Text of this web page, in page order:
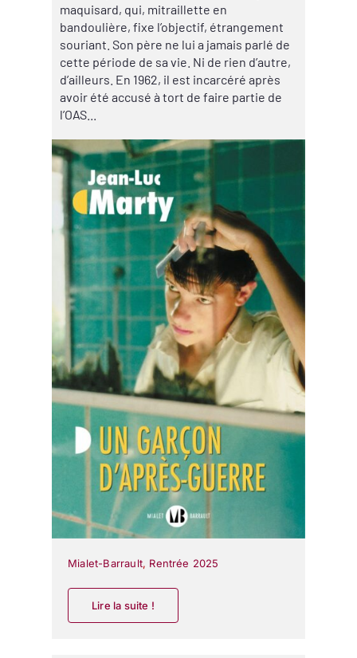
maquisard, qui, mitraillette en
bandoulière, fixe l’objectif, étrangement
souriant. Son père ne lui a jamais parlé de
cette période de sa vie. Ni de rien d’autre,
d’ailleurs. En 1962, il est incarcéré après
avoir été accusé à tort de faire partie de
l’OAS...
Mialet-Barrault, Rentrée 2025
Lire la suite !